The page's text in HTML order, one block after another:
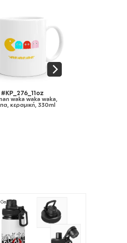
#KP_276_11ozcBLACK
Pacman waka waka waka,
Κούπα χρωματιστή μαύρη,
κεραμική, 330ml
Gaming